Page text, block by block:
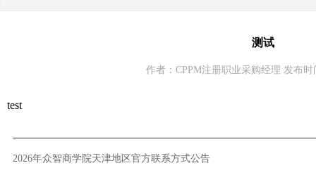
测试
作者：CPPM注册职业采购经理 发布时
test
2026年众智商学院天津地区官方联系方式公告